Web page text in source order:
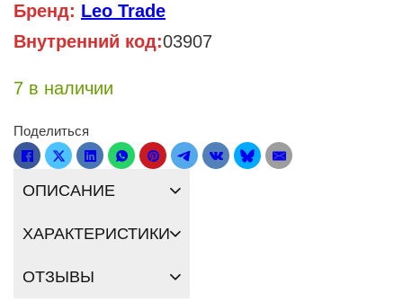
Бренд: Leo Trade
Внутренний код:03907
7 в наличии
Поделиться
ОПИСАНИЕ
ХАРАКТЕРИСТИКИ
ОТЗЫВЫ